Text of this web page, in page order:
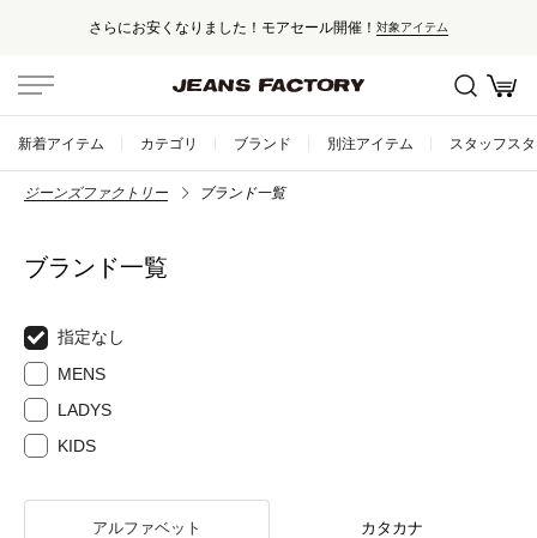
さらにお安くなりました！モアセール開催！ 対象アイテム
新着アイテム カテゴリ ブランド 別注アイテム スタッフス
ジーンズファクトリー ブランド一覧
ブランド一覧
指定なし
MENS
LADYS
KIDS
アルファベット カタカナ